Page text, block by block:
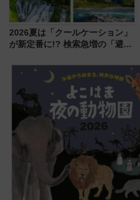
2026夏は「クールケーション」
が新定番に!? 検索急増の「避暑
と移動を楽しむ、電車で行くお
すすめ観光情報も